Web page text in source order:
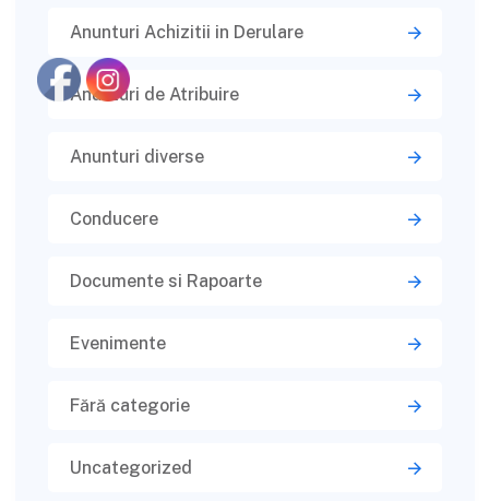
Anunturi Achizitii in Derulare
Anunturi de Atribuire
Anunturi diverse
Conducere
Documente si Rapoarte
Evenimente
Fără categorie
Uncategorized